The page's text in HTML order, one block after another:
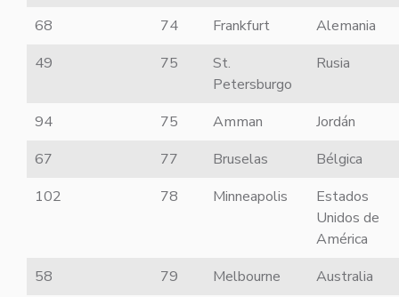
68
74 Frankfurt
Alemania
49
75
St.
Petersburgo
Rusia
94 75 Amman
Jordán
67
77 Bruselas
Bélgica
102
78 Minneapolis
Estados
Unidos de
América
58
79 Melbourne
Australia